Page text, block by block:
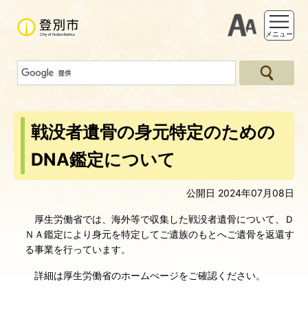
支援ツー
メニュー
戦没者遺骨の身元特定のための
DNA鑑定について
公開日 2024年07月08日
厚生労働省では、海外等で収集した戦没者遺骨について、Ｄ
ＮＡ鑑定により身元を特定してご遺族のもとへご遺骨を返還す
る事業を行っています。
詳細は厚生労働省のホームぺージをご確認ください。